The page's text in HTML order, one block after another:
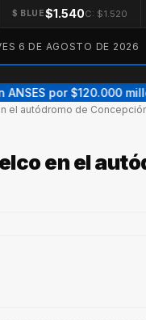
$ BLUE$1.540C: $1.520
6 DE AGOSTO DE 2026
por $120.000
el autódromo de
en el